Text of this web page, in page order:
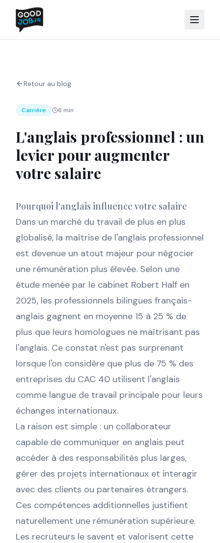
Retour au blog
Carrière 6 min
L'anglais professionnel : un
levier pour augmenter
votre salaire
Pourquoi l'anglais influence votre salaire
Dans un marché du travail de plus en plus
globalisé, la maîtrise de l'anglais professionnel
est devenue un atout majeur pour négocier
une rémunération plus élevée. Selon une
étude menée par le cabinet Robert Half en
2025, les professionnels bilingues français-
anglais gagnent en moyenne 15 à 25 % de
plus que leurs homologues ne maîtrisant pas
l'anglais. Ce constat n'est pas surprenant
lorsque l'on considère que plus de 75 % des
entreprises du CAC 40 utilisent l'anglais
comme langue de travail principale pour leurs
échanges internationaux.
La raison est simple : un collaborateur
capable de communiquer en anglais peut
accéder à des responsabilités plus larges,
gérer des projets internationaux et interagir
avec des clients ou partenaires étrangers.
Ces compétences additionnelles justifient
naturellement une rémunération supérieure.
Les recruteurs le savent et valorisent cette